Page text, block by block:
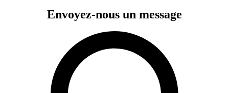
Envoyez-nous un message